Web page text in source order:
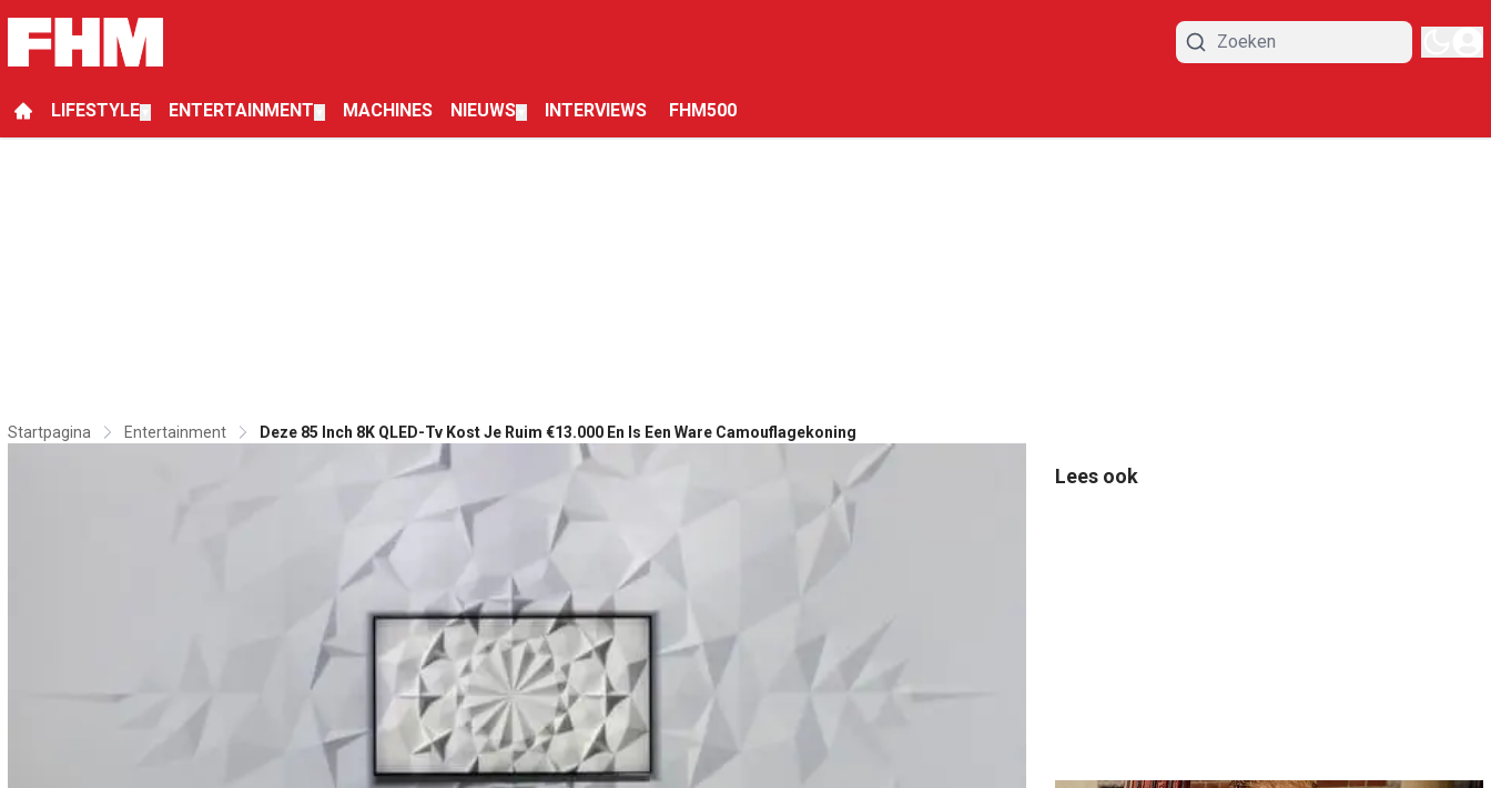
LIFESTYLE ENTERTAINMENT MACHINES NIEUWS INTERVIEWS FHM500
Startpagina Entertainment Deze 85 Inch 8K QLED-Tv Kost Je Ruim €13.000 En Is Een Ware Camouflagekoning
Lees ook